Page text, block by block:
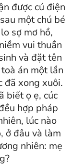
được cú điện
một chú bé
sợ mơ hồ,
vui thuần
và đặt tên
án một lần
đã xong xuôi.
biết ọ ẹ, cúc
hợp pháp
lúc nào
ở đâu và làm
nhiên: mẹ